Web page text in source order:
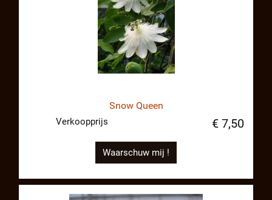
Snow Queen
Verkoopprijs € 7,50
Waarschuw mij !